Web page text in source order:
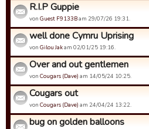
R.I.P Guppie
von Guest F9133Bam 29/07/26 19:31.
well done Cymru Uprising
von Gilou Jakam 02/01/25 19:16.
Over and out gentlemen
von Cougars (Dave) am 14/05/24 10:25.
Cougars out
von Cougars (Dave) am 24/04/24 13:22.
bug on golden balloons